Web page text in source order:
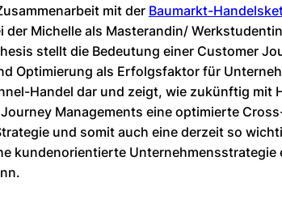
mit der Baumarkt-
der Michelle als Masterandin/
stellt die Bedeutung einer Customer
Optimierung als Erfolgsfaktor für
Handel dar und zeigt, wie zukünftig mit
Managements eine optimierte
und somit auch eine derzeit so
kundenorientierte Unternehmensstrategie